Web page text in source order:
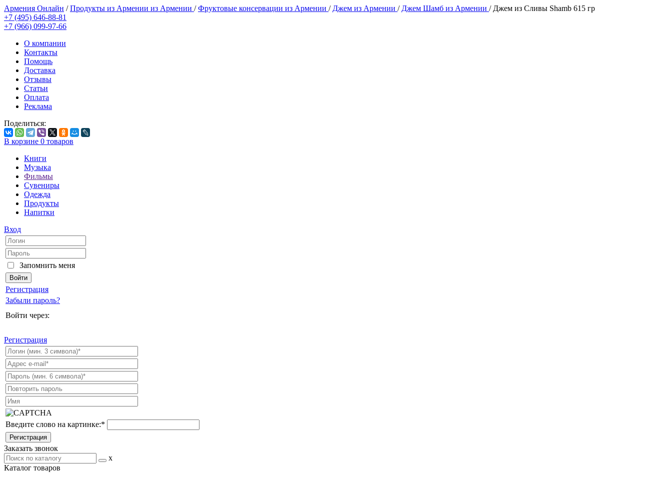
Армения Онлайн /Продукты из Армении из Армении /Фруктовые консервации из Армении / Джем из Армении / Джем Шамб из Армении / Джем из Сливы Shamb 615 гр
+7 (495) 646-88-81
+7 (966) 099-97-66
О компании
Контакты
Помощь
Доставка
Отзывы
Статьи
Оплата
Реклама
Поделиться:
В корзине 0 товаров
Книги
Музыка
Фильмы
Сувениры
Одежда
Продукты
Напитки
Вход
Запомнить меня
Регистрация
Забыли пароль?
Войти через:
Регистрация
Введите слово на картинке:*
Заказать звонок
x
Каталог товаров